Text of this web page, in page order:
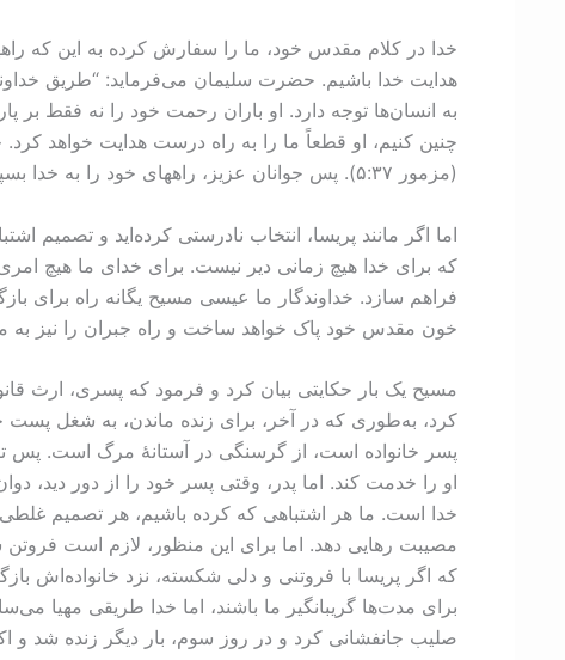
خدا در کلام مقدس خود، ما را سفارش کرده به این که
به انسان‌ها توجه دارد. او باران رحمت خود را نه فقط بر
چنین کنیم، او قطعاً ما را به راه درست هدایت خواهد
(مزمور ۳۷:‏۵). پس جوانان عزیز، راههای خود را به خدا بسپارید و به او توکل و تکیه کنید و او بدون هیچ تردیدی، شما را به آنچه به‌صلاح شما است، هدایت خواهد فرمود.
اما اگر مانند پریسا، انتخاب نادرستی کرده‌اید و تصمیم
که برای خدا هیچ زمانی دیر نیست. برای خدای ما هیچ
فراهم سازد. خداوندگار ما عیسی مسیح یگانه راه برای
خون مقدس خود پاک خواهد ساخت و راه جبران را نیز به
مسیح یک بار حکایتی بیان کرد و فرمود که پسری، ارث
کرد، به‌طوری که در آخر، برای زنده ماندن، به شغل پست
پسر خانواده است، از گرسنگی در آستانۀ مرگ است. پس
او را خدمت کند. اما پدر، وقتی پسر خود را از دور دید،
خدا است. ما هر اشتباهی که کرده باشیم، هر تصمیم غلطی
مصیبت رهایی دهد. اما برای این منظور، لازم است
که اگر پریسا با فروتنی و دلی شکسته، نزد خانواده‌اش
برای مدت‌ها گریبانگیر ما باشند، اما خدا طریقی مهیا
صليب جانفشانی کرد و در روز سوم، بار دیگر زنده شد و